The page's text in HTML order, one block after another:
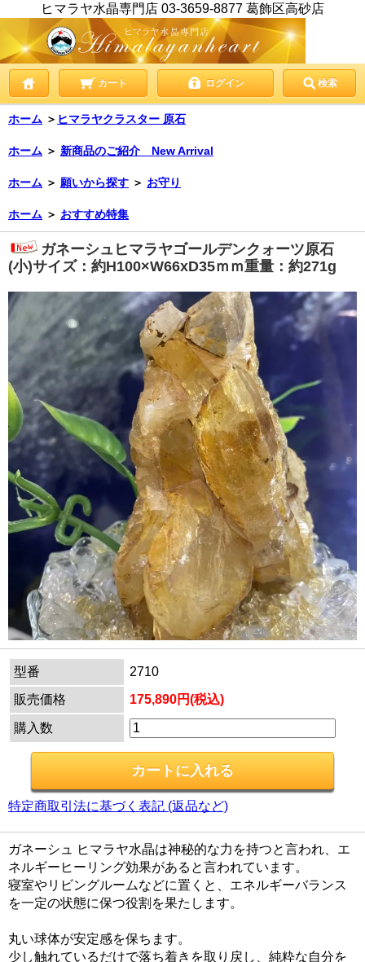
ヒマラヤ水晶専門店 03-3659-8877 葛飾区高砂店
カート ログイン 検索
ホーム ＞ ヒマラヤクラスター 原石
ホーム ＞ 新商品のご紹介 New Arrival
ホーム ＞ 願いから探す ＞ お守り
ホーム ＞ おすすめ特集
ガネーシュヒマラヤゴールデンクォーツ原石
(小)サイズ：約H100×W66xD35ｍｍ重量：約271g
型番
2710
販売価格
175,890円(税込)
購入数
特定商取引法に基づく表記 (返品など)
ガネーシュ ヒマラヤ水晶は神秘的な力を持つと言われ、エ
ネルギーヒーリング効果があると言われています。
寝室やリビングルームなどに置くと、エネルギーバランス
を一定の状態に保つ役割を果たします。
丸い球体が安定感を保ちます。
少し触れているだけで落ち着きを取り戻し、純粋な自分を